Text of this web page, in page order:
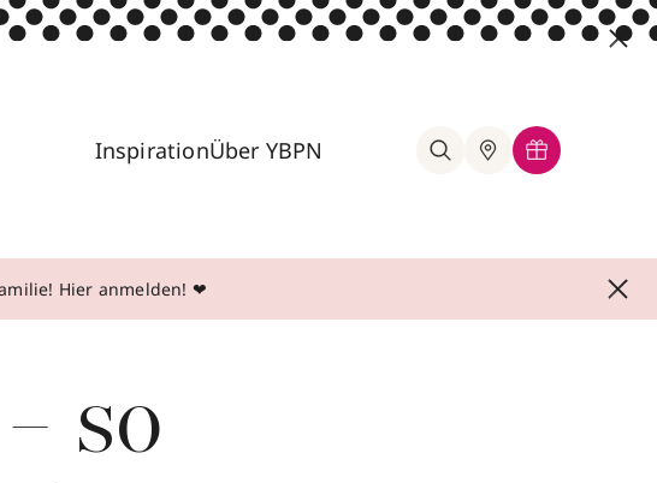
InspirationÜber YBPN
Hier anmelden! ❤
so